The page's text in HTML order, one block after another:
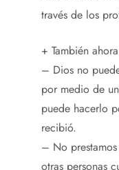
través de los
+ También
– Dios no
por medio de
puede hacerlo
recibió.
– No
otras personas